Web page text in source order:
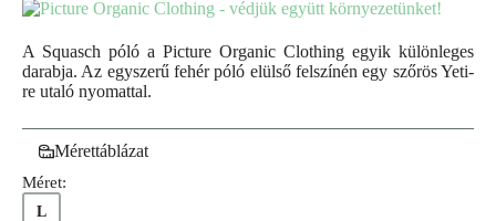
A Squasch póló a Picture Organic Clothing egyik különleges
darabja. Az egyszerű fehér póló elülső felszínén egy szőrös Yeti-
re utaló nyomattal.
Mérettáblázat
Méret:
L